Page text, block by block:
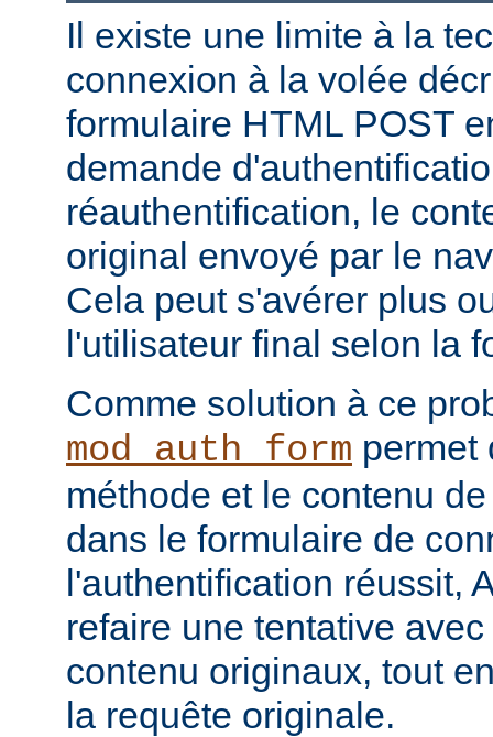
Il existe une limite à la
connexion à la volée
formulaire HTML POST
demande
réauthentification, le
original envoyé par le
Cela peut s'avérer plus
l'utilisateur final selon la
Comme solution à ce
mod_auth_form permet
méthode et le contenu
dans le formulaire de
l'authentification réussit,
refaire une tentative
contenu originaux, tout
la requête originale.